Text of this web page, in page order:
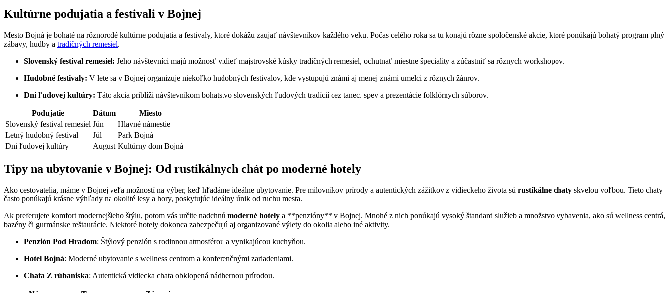
Kultúrne podujatia a festivali v Bojnej
Mesto Bojná je bohaté na rôznorodé kultúrne podujatia a festivaly, ktoré dokážu zaujať návštevníkov každého veku. Počas celého roka sa tu konajú rôzne spoločenské akcie, ktoré ponúkajú bohatý program plný
zábavy, hudby a tradičných remesiel.
Slovenský festival remesiel: Jeho návštevníci majú možnosť vidieť majstrovské kúsky tradičných remesiel, ochutnať miestne špeciality a zúčastniť sa rôznych workshopov.
Hudobné festivaly: V lete sa v Bojnej organizuje niekoľko hudobných festivalov, kde vystupujú známi aj menej známi umelci z rôznych žánrov.
Dni ľudovej kultúry: Táto akcia priblíži návštevníkom bohatstvo slovenských ľudových tradícií cez tanec, spev a prezentácie folklórnych súborov.
Podujatie Dátum
Miesto
Slovenský festival remesiel Jún
Hlavné námestie
Letný hudobný festival
Júl
Park Bojná
Dni ľudovej kultúry
August Kultúrny dom Bojná
Tipy na ubytovanie v Bojnej: Od rustikálnych chát po moderné hotely
Ako cestovatelia, máme v Bojnej veľa možností na výber, keď hľadáme ideálne ubytovanie. Pre milovníkov prírody a autentických zážitkov z vidieckeho života sú rustikálne chaty skvelou voľbou. Tieto chaty
často ponúkajú krásne výhľady na okolité lesy a hory, poskytujúc ideálny únik od ruchu mesta.
Ak preferujete komfort modernejšieho štýlu, potom vás určite nadchnú moderné hotely a **penzióny** v Bojnej. Mnohé z nich ponúkajú vysoký štandard služieb a množstvo vybavenia, ako sú wellness centrá,
bazény či gurmánske reštaurácie. Niektoré hotely dokonca zabezpečujú aj organizované výlety do okolia alebo iné aktivity.
Penzión Pod Hradom: Štýlový penzión s rodinnou atmosférou a vynikajúcou kuchyňou.
Hotel Bojná: Moderné ubytovanie s wellness centrom a konferenčnými zariadeniami.
Chata Z rúbaniska: Autentická vidiecka chata obklopená nádhernou prírodou.